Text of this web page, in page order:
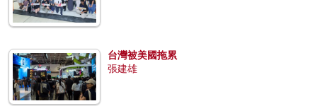
台灣被美國拖累
張建雄